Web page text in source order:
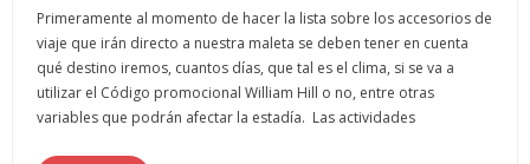
Primeramente al momento de hacer la lista sobre los accesorios de
viaje que irán directo a nuestra maleta se deben tener en cuenta
qué destino iremos, cuantos días, que tal es el clima, si se va a
utilizar el Código promocional William Hill o no, entre otras
variables que podrán afectar la estadía. Las actividades